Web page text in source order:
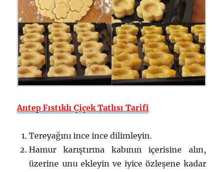
Antep Fıstıklı Çiçek Tatlısı Tarifi
Tereyağını ince ince dilimleyin.
Hamur karıştırma kabının içerisine alın,
üzerine unu ekleyin ve iyice özleşene kadar